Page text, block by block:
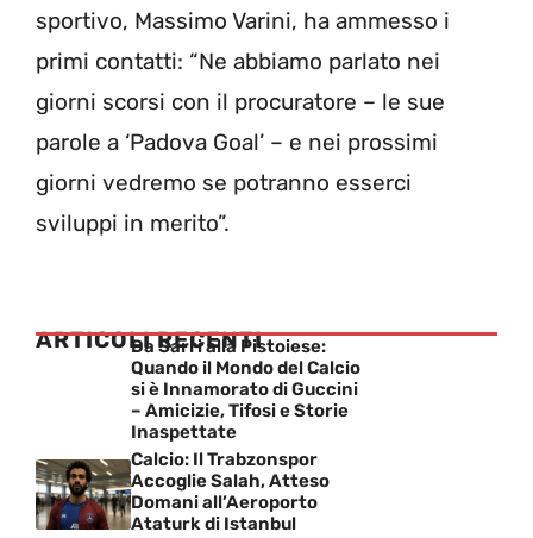
sportivo, Massimo Varini, ha ammesso i
primi contatti: “Ne abbiamo parlato nei
giorni scorsi con il procuratore – le sue
parole a ‘Padova Goal’ – e nei prossimi
giorni vedremo se potranno esserci
sviluppi in merito”.
ARTICOLI RECENTI
Da Sarri alla Pistoiese:
Quando il Mondo del Calcio
si è Innamorato di Guccini
– Amicizie, Tifosi e Storie
Inaspettate
Calcio: Il Trabzonspor
Accoglie Salah, Atteso
Domani all’Aeroporto
Ataturk di Istanbul